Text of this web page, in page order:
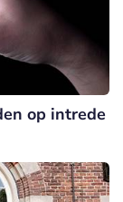
op intrede